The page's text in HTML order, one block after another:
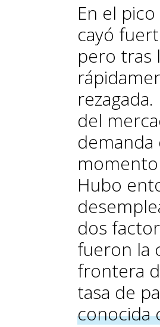
En el
cayó
pero tras
del
Hubo
dos
fueron la
frontera
tasa de
conocida